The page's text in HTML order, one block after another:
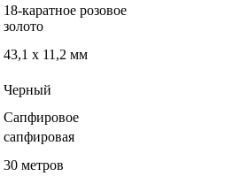
18-каратное розовое
золото
43,1 х 11,2 мм
Черный
Сапфировое
сапфировая
30 метров